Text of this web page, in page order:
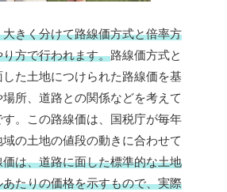
きく分けて路線価方式と倍率方
方で行われます。路線価方式と
た土地につけられた路線価を基
所、道路との関係などを考えて
。この路線価は、国税庁が毎年
の土地の値段の動きに合わせて
価は、道路に面した標準的な土地
たりの価格を示すもので、実際